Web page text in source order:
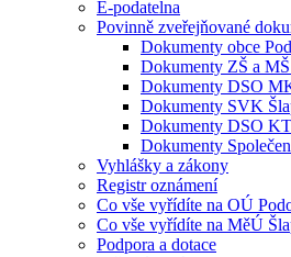
E-podatelna
Povinně zveřejňované
Dokumenty obce
Dokumenty ZŠ a
Dokumenty DSO
Dokumenty SVK
Dokumenty DSO
Dokumenty
Vyhlášky a zákony
Registr oznámení
Co vše vyřídíte na OÚ
Co vše vyřídíte na MěÚ
Podpora a dotace